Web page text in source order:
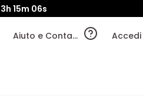
15m 05s
Aiuto e Contatti Accedi